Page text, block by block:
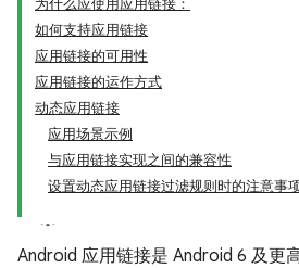
为什么应使用应用链接：
如何支持应用链接
应用链接的可用性
应用链接的运作方式
动态应用链接
应用场景示例
与应用链接实现之间的兼容性
设置动态应用链接过滤规则时的注意事
Android 应用链接是 Android 6 及更